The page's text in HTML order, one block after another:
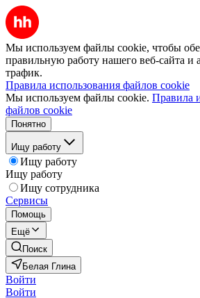
Мы используем файлы cookie, чтобы
правильную работу нашего веб-сайта и
трафик.
Правила использования файлов cookie
Мы используем файлы cookie. Правила
файлов cookie
Понятно
Ищу работу
Ищу работу
Ищу работу
Ищу сотрудника
Сервисы
Помощь
Ещё
Поиск
Белая Глина
Войти
Войти